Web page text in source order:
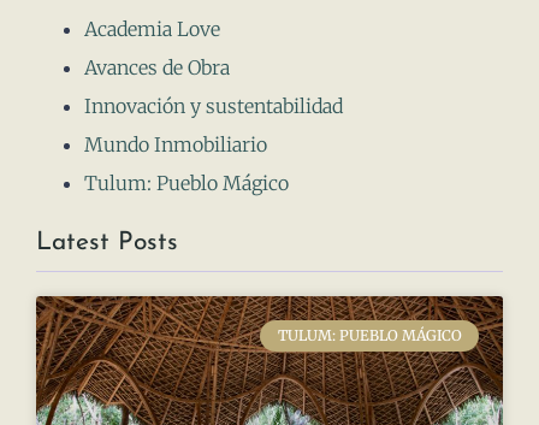
Academia Love
Avances de Obra
Innovación y sustentabilidad
Mundo Inmobiliario
Tulum: Pueblo Mágico
Latest Posts
TULUM: PUEBLO MÁGICO